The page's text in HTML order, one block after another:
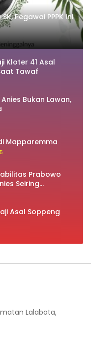
Pegawai PPPK Ini
Kloter 41 Asal
Tawaf
Bukan Lawan,
Mapparemma
Prabowo
Seiring
Naik
Asal Soppeng
Lalabata,